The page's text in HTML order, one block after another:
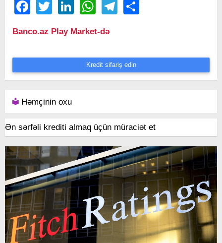
FacebookTwitter LinkedIn WhatsAppTelegram
Banco.az Play Market-də
Kredit sifariş edin
Həmçinin oxu
Ən sərfəli krediti almaq üçün müraciət et